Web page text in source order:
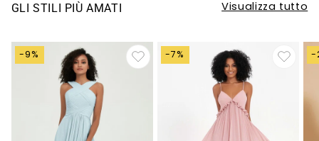
GLI STILI PIÙ AMATI Visualizza tutto
-9% -7% -